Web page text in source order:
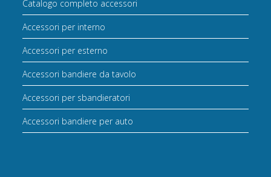
Catalogo completo accessori
Accessori per interno
Accessori per esterno
Accessori bandiere da tavolo
Accessori per sbandieratori
Accessori bandiere per auto